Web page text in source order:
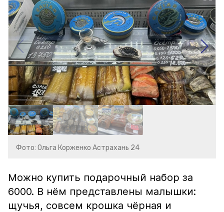
Фото: Ольга Корженко Астрахань 24
Можно купить подарочный набор за
6000. В нём представлены малышки:
щучья, совсем крошка чёрная и